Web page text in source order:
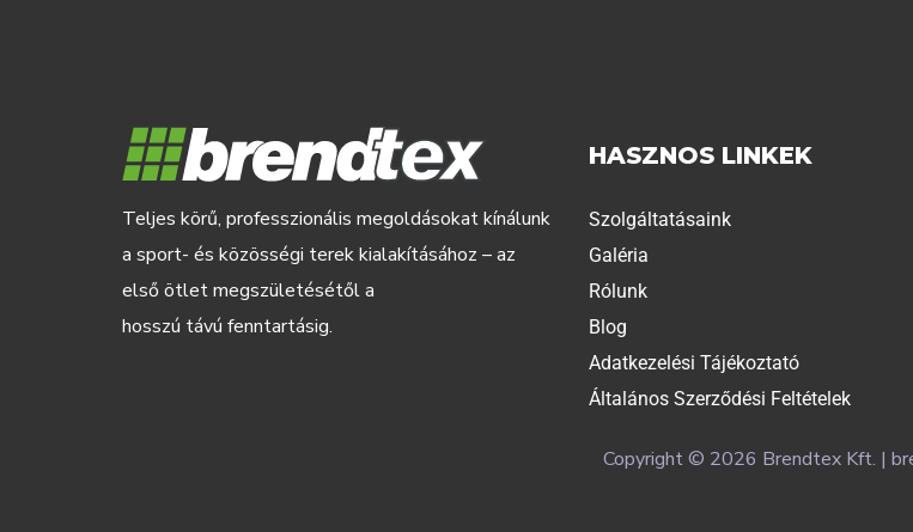
Teljes körű, professzionális megoldásokat kínálunk
a sport- és közösségi terek kialakításához – az
első ötlet megszületésétől a
hosszú távú fenntartásig.
HASZNOS LINKEK
Szolgáltatásaink
Galéria
Rólunk
Blog
Adatkezelési Tájékoztató
Általános Szerződési Feltételek
Copyright © 2026 Brendtex Kft. |